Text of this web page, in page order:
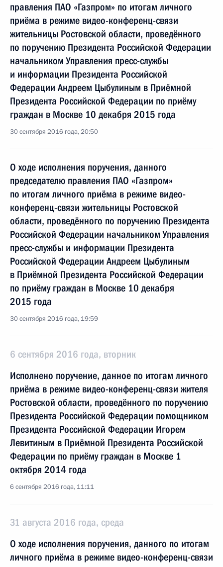
правления ПАО «Газпром» по итогам личного
приёма в режиме видео-конференц-связи
жительницы Ростовской области, проведённого
по поручению Президента Российской Федерации
начальником Управления пресс-службы
и информации Президента Российской
Федерации Андреем Цыбулиным в Приёмной
Президента Российской Федерации по приёму
граждан в Москве 10 декабря 2015 года
30 сентября 2016 года, 20:50
О ходе исполнения поручения, данного
председателю правления ПАО «Газпром»
по итогам личного приёма в режиме видео-
конференц-связи жительницы Ростовской
области, проведённого по поручению Президента
Российской Федерации начальником Управления
пресс-службы и информации Президента
Российской Федерации Андреем Цыбулиным
в Приёмной Президента Российской Федерации
по приёму граждан в Москве 10 декабря
2015 года
30 сентября 2016 года, 19:59
6 сентября 2016 года, вторник
Исполнено поручение, данное по итогам личного
приёма в режиме видео-конференц-связи жителя
Ростовской области, проведённого по поручению
Президента Российской Федерации помощником
Президента Российской Федерации Игорем
Левитиным в Приёмной Президента Российской
Федерации по приёму граждан в Москве 1
октября 2014 года
6 сентября 2016 года, 11:11
31 августа 2016 года, среда
О ходе исполнения поручения, данного по итогам
личного приёма в режиме видео-конференц-связи